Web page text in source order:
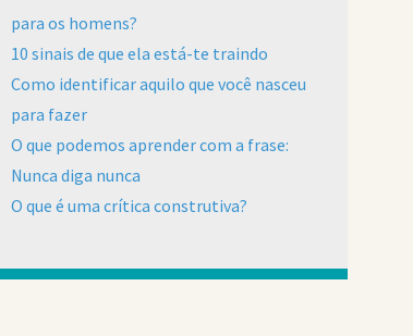
para os homens?
10 sinais de que ela está-te traindo
Como identificar aquilo que você nasceu
para fazer
O que podemos aprender com a frase:
Nunca diga nunca
O que é uma crítica construtiva?